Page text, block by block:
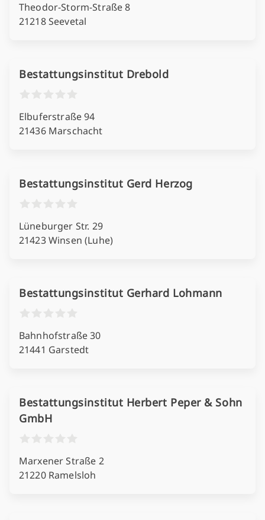
Theodor-Storm-Straße 8
21218 Seevetal
Bestattungsinstitut Drebold
Elbuferstraße 94
21436 Marschacht
Bestattungsinstitut Gerd Herzog
Lüneburger Str. 29
21423 Winsen (Luhe)
Bestattungsinstitut Gerhard Lohmann
Bahnhofstraße 30
21441 Garstedt
Bestattungsinstitut Herbert Peper & Sohn
GmbH
Marxener Straße 2
21220 Ramelsloh